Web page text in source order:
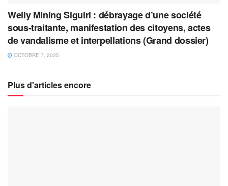
Weily Mining Siguiri : débrayage d’une société
sous-traitante, manifestation des citoyens, actes
de vandalisme et interpellations (Grand dossier)
OCTOBRE 7, 2025
Plus d'articles encore